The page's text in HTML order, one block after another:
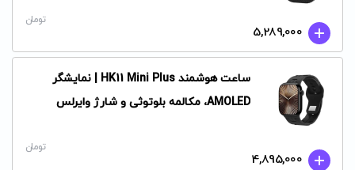
5,289,000
تومان
ساعت هوشمند HK11 Mini Plus | نمایشگر
AMOLED، مکالمه بلوتوثی و شارژ وایرلس
4,895,000
تومان